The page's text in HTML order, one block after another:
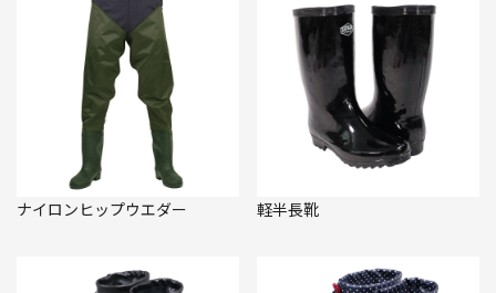
ナイロンヒップウエダー 軽半長靴